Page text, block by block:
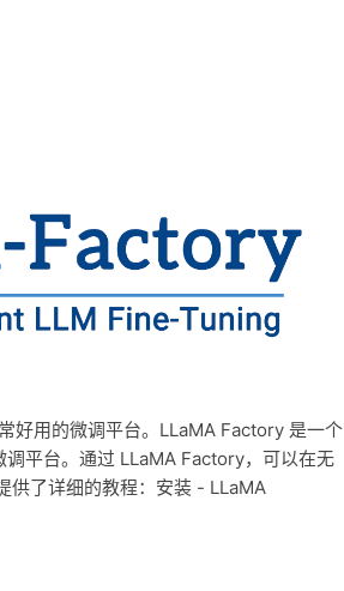
好用的微调平台。LLaMA Factory 是一个
平台。通过 LLaMA Factory，可以在无
供了详细的教程：安装 - LLaMA